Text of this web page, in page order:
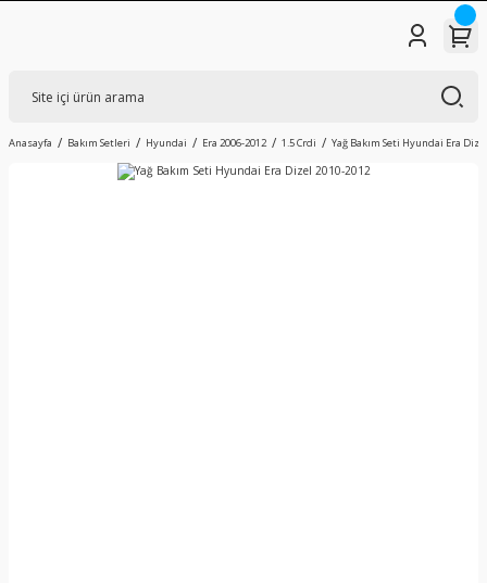
Anasayfa Bakım Setleri Hyundai Era 2006-2012 1.5 Crdi Yağ Bakım Seti Hyundai Era